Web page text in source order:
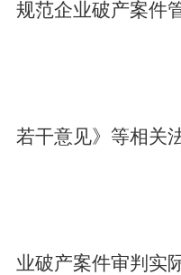
规范企业破产案件
若干意见》等相关
业破产案件审判实